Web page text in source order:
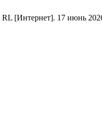
[Интернет]. 17 июнь